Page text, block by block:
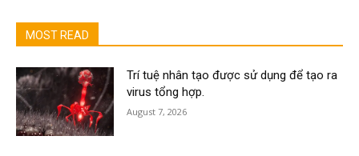
MOST READ
Trí tuệ nhân tạo được sử dụng để tạo ra
virus tổng hợp.
August 7, 2026